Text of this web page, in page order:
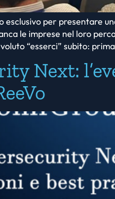
esclusivo per presentare
le imprese nel loro
“esserci” subito:
Next: